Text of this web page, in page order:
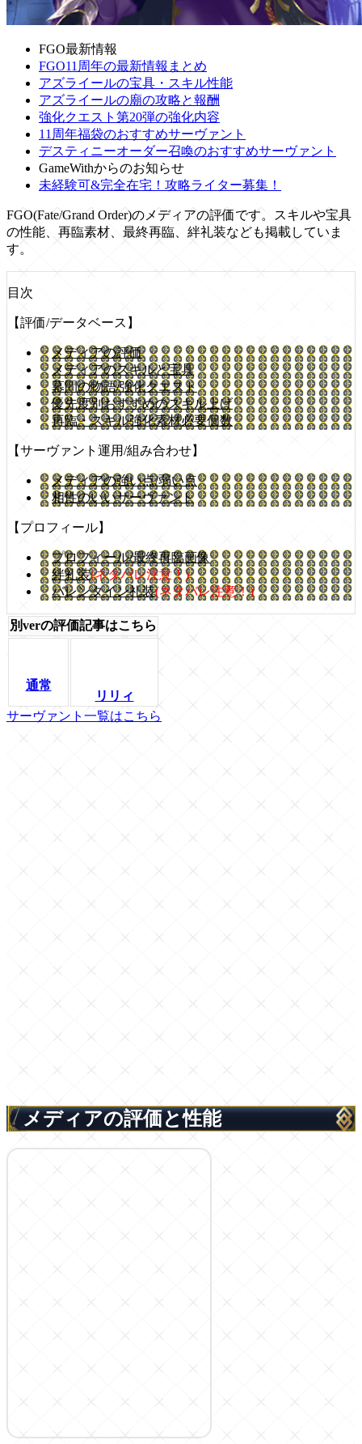
FGO最新情報
FGO11周年の最新情報まとめ
アズライールの宝具・スキル性能
アズライールの廟の攻略と報酬
強化クエスト第20弾の強化内容
11周年福袋のおすすめサーヴァント
デスティニーオーダー召喚のおすすめサーヴァント
GameWithからのお知らせ
未経験可&完全在宅！攻略ライター募集！
FGO(Fate/Grand Order)のメディアの評価です。スキルや宝具
の性能、再臨素材、最終再臨、絆礼装なども掲載していま
す。
目次
【評価/データベース】
メディアの評価
メディアのスキルと宝具
幕間の物語/強化クエスト
優先度別おすすめのスキル上げ
再臨・スキル強化素材必要個数
【サーヴァント運用/組み合わせ】
メディアの強い点/弱い点
相性のいいサーヴァント
【プロフィール】
プロフィール/最終再臨画像
絆礼装(ネタバレ注意！)
バレンタイン礼装(ネタバレ注意！)
別verの評価記事はこちら
通常
リリィ
サーヴァント一覧はこちら
メディアの評価と性能